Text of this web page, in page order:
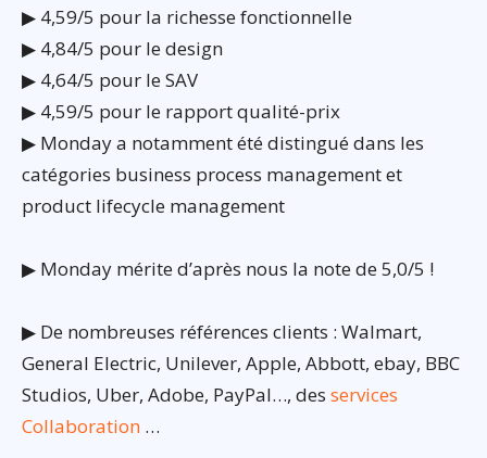
▶ 4,59/5 pour la richesse fonctionnelle
▶ 4,84/5 pour le design
▶ 4,64/5 pour le SAV
▶ 4,59/5 pour le rapport qualité-prix
▶ Monday a notamment été distingué dans les
catégories business process management et
product lifecycle management
▶ Monday mérite d’après nous la note de 5,0/5 !
▶ De nombreuses références clients : Walmart,
General Electric, Unilever, Apple, Abbott, ebay, BBC
Studios, Uber, Adobe, PayPal…, des services
Collaboration …